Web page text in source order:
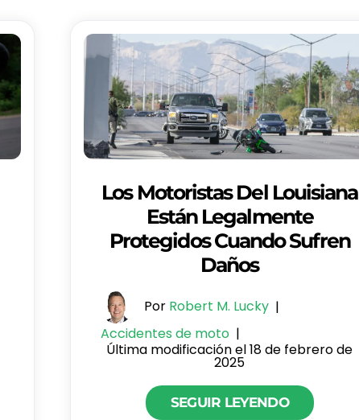
Los Motoristas Del Louisiana
Están Legalmente
Protegidos Cuando Sufren
Daños
Por Robert M. Lucky |
Accidentes de moto |
Última modificación el 18 de febrero de
2025
SEGUIR LEYENDO